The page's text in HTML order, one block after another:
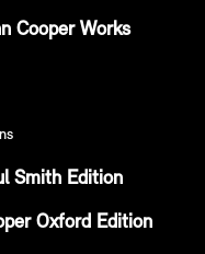
Cooper Works
Smith Edition
Oxford Edition